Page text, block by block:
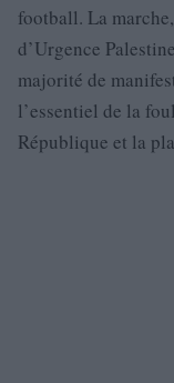
football. La
d’Urgence
majorité de
l’essentiel de la
République et la